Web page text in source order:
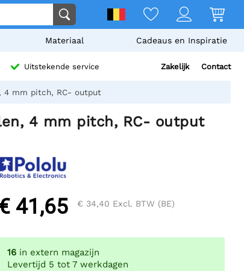
Materiaal Cadeaus en Inspiratie
Uitstekende service Zakelijk Contact
4 mm pitch, RC- output
4 mm pitch, RC- output
41,65 € 34,40 Excl. BTW (BE)
16 in extern magazijn
Levertijd 5 tot 7 werkdagen